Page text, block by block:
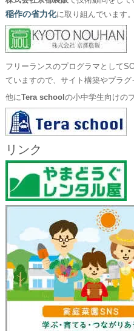
稲作の省力化に取り組んでいます。
フリーランスのプログラマとして
ていますので、サイト構築やプラグ
他にTera school の小中学生向けの
リンク